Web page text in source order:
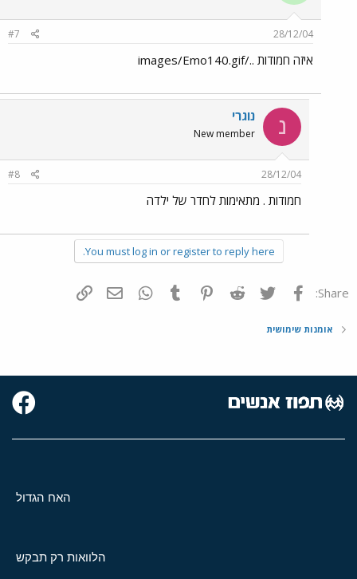
28/12/04
#7
איזה חמודות ../images/Emo140.gif
נ נוגרי
New member
28/12/04
#8
חמודות . מתאימות לחדר של ילדה
You must log in or register to reply here.
Share: פייסבוק Twitter
Reddit
Pinterest
Tumblr
WhatsAppדואר אלקטרוני
אומנות שימושית
האח הגדול
הלוואות רק תבקש